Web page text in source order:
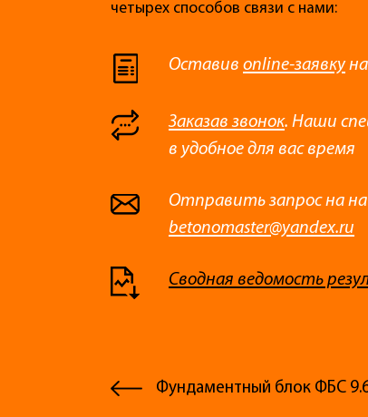
четырех способов связи с нами:
Оставив online-заявку
Заказав звонок. Наши
в удобное для вас время
Отправить запрос на
betonomaster@yandex.ru
Сводная ведомость
Фундаментный блок ФБС